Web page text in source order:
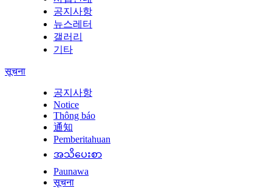
공지사항
뉴스레터
갤러리
기타
सूचना
공지사항
Notice
Thông báo
通知
Pemberitahuan
အသိပေးစာ
Paunawa
सूचना